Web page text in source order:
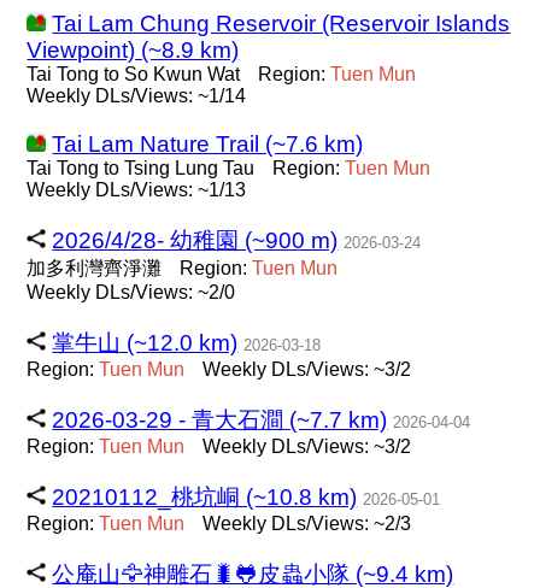
Tai Lam Chung Reservoir (Reservoir Islands
Viewpoint) (~8.9 km)
Tai Tong to So Kwun Wat Region:Tuen Mun
Weekly DLs/Views: ~1/14
Tai Lam Nature Trail (~7.6 km)
Tai Tong to Tsing Lung Tau Region:Tuen Mun
Weekly DLs/Views: ~1/13
2026/4/28- 幼稚園 (~900 m) 2026-03-24
加多利灣齊淨灘 Region:Tuen Mun
Weekly DLs/Views: ~2/0
掌牛山 (~12.0 km) 2026-03-18
Region:Tuen Mun Weekly DLs/Views: ~3/2
2026-03-29 - 青大石澗 (~7.7 km) 2026-04-04
Region:Tuen Mun Weekly DLs/Views: ~3/2
20210112_桃坑峒 (~10.8 km) 2026-05-01
Region:Tuen Mun Weekly DLs/Views: ~2/3
公庵山🦅神雕石🐛🐸皮蟲小隊 (~9.4 km)